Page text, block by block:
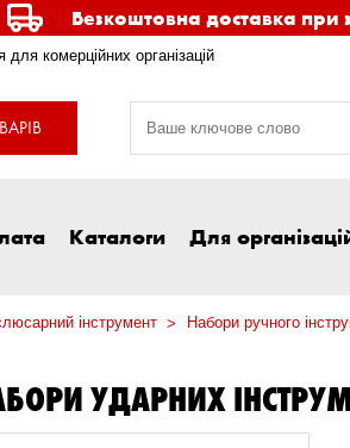
Безкоштовна доставка при
для комерційних організацій
Каталоги Для
інструмент Набори ручного
УДАРНИХ